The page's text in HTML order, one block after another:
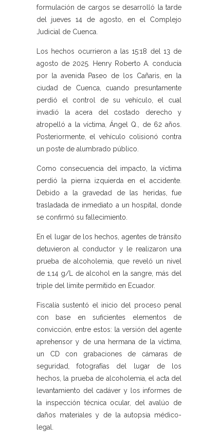
formulación de cargos se desarrolló la tarde
del jueves 14 de agosto, en el Complejo
Judicial de Cuenca.
Los hechos ocurrieron a las 15:18 del 13 de
agosto de 2025. Henry Roberto A. conducía
por la avenida Paseo de los Cañaris, en la
ciudad de Cuenca, cuando presuntamente
perdió el control de su vehículo, el cual
invadió la acera del costado derecho y
atropelló a la víctima, Ángel Q., de 62 años.
Posteriormente, el vehículo colisionó contra
un poste de alumbrado público.
Como consecuencia del impacto, la víctima
perdió la pierna izquierda en el accidente.
Debido a la gravedad de las heridas, fue
trasladada de inmediato a un hospital, donde
se confirmó su fallecimiento.
En el lugar de los hechos, agentes de tránsito
detuvieron al conductor y le realizaron una
prueba de alcoholemia, que reveló un nivel
de 1,14 g/L de alcohol en la sangre, más del
triple del límite permitido en Ecuador.
Fiscalía sustentó el inicio del proceso penal
con base en suficientes elementos de
convicción, entre estos: la versión del agente
aprehensor y de una hermana de la víctima,
un CD con grabaciones de cámaras de
seguridad, fotografías del lugar de los
hechos, la prueba de alcoholemia, el acta del
levantamiento del cadáver y los informes de
la inspección técnica ocular, del avalúo de
daños materiales y de la autopsia médico-
legal.